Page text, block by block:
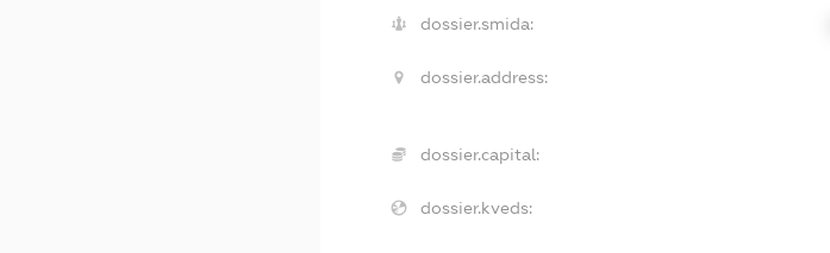
dossier.smida:
dossier.address:
dossier.capital:
dossier.kveds: